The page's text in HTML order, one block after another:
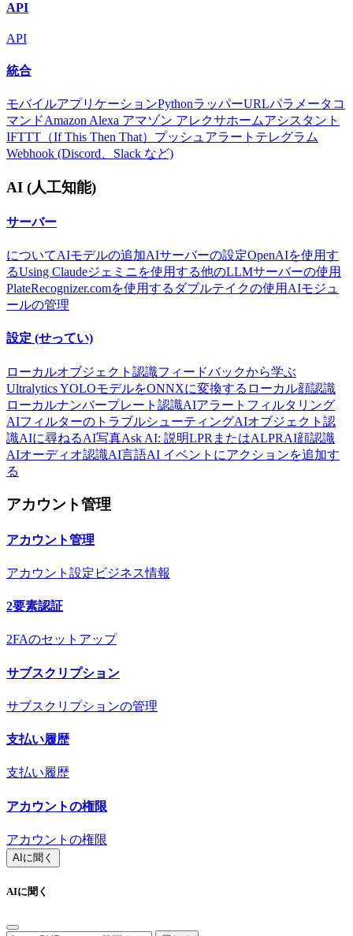
API
API
統合
モバイルアプリケーションPythonラッパーURLパラメータ コ
マンドAmazon Alexa アマゾン アレクサホームアシスタント
IFTTT（If This Then That） プッシュアラート テレグラム
Webhook (Discord、Slack など)
AI (人工知能)
サーバー
についてAIモデルの追加AIサーバーの設定OpenAIを使用す
るUsing Claudeジェミニを使用する他のLLMサーバーの使用
PlateRecognizer.comを使用する ダブルテイクの使用 AIモジュ
ールの管理
設定 (せってい)
ローカルオブジェクト認識フィードバックから学ぶ
Ultralytics YOLOモデルをONNXに変換する ローカル顔認識
ローカルナンバープレート認識AIアラートフィルタリング
AIフィルターのトラブルシューティングAIオブジェクト認
識AIに尋ねるAI写真Ask AI: 説明LPRまたはALPRAI顔認識
AIオーディオ認識AI言語AI イベントにアクションを追加す
る
アカウント管理
アカウント管理
アカウント設定 ビジネス情報
2要素認証
2FAのセットアップ
サブスクリプション
サブスクリプションの管理
支払い履歴
支払い履歴
アカウントの権限
アカウントの権限
AIに聞く
AIに聞く